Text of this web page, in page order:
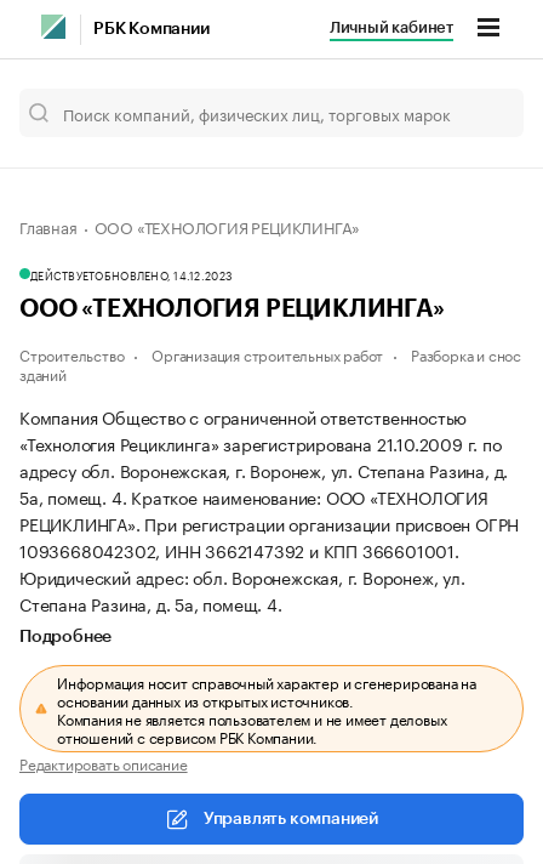
РБК Компании Личный кабинет
Главная ООО «ТЕХНОЛОГИЯ РЕЦИКЛИНГА»
ДЕЙСТВУЕТОБНОВЛЕНО, 14.12.2023
ООО «ТЕХНОЛОГИЯ РЕЦИКЛИНГА»
Строительство Организация строительных работ
Разборка и снос
зданий
Компания Общество с ограниченной ответственностью
«Технология Рециклинга» зарегистрирована 21.10.2009 г. по
адресу обл. Воронежская, г. Воронеж, ул. Степана Разина, д.
5а, помещ. 4. Краткое наименование: ООО «ТЕХНОЛОГИЯ
РЕЦИКЛИНГА». При регистрации организации присвоен ОГРН
1093668042302, ИНН 3662147392 и КПП 366601001.
Юридический адрес: обл. Воронежская, г. Воронеж, ул.
Степана Разина, д. 5а, помещ. 4.
Подробнее
Информация носит справочный характер и сгенерирована на
основании данных из открытых источников.
Компания не является пользователем и не имеет деловых
отношений с сервисом РБК Компании.
Редактировать описание
Управлять компанией